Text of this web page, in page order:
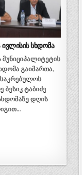
სხდომა
გაიმართა,
ბესიკ ტაბიძე
დღის